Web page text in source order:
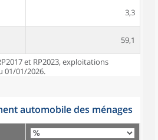
3,3
59,1
et RP2023, exploitations
01/01/2026.
automobile des ménages